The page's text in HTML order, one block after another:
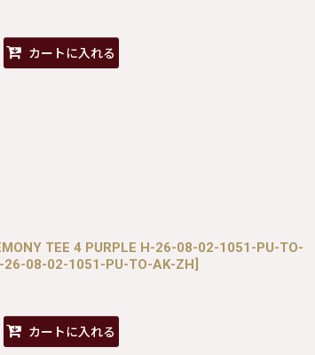
カートに入れる
TEE 4 PURPLE H-26-08-02-1051-PU-TO-
08-02-1051-PU-TO-AK-ZH]
カートに入れる